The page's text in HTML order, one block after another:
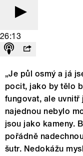
26:13
„Je půl osmý a já
pocit, jako by tělo
fungovat, ale
najednou nebylo
jsou jako kameny.
pořádně
šutr. Nedokážu